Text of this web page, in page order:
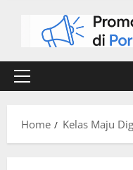
Home Kelas Maju